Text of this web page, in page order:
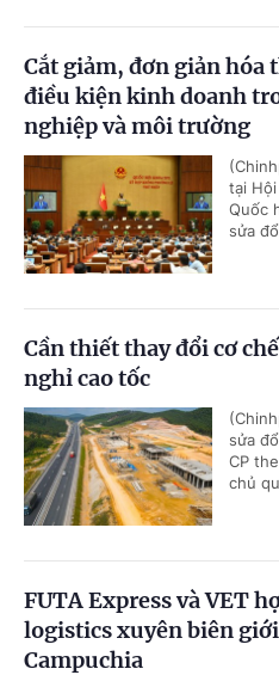
Cắt giảm, đơn giản hóa
điều kiện kinh doanh
nghiệp và môi trường
tại
Quốc
sửa
Cần thiết thay đổi cơ
nghỉ cao tốc
sửa
CP
chủ
FUTA Express và VET
logistics xuyên biên
Campuchia